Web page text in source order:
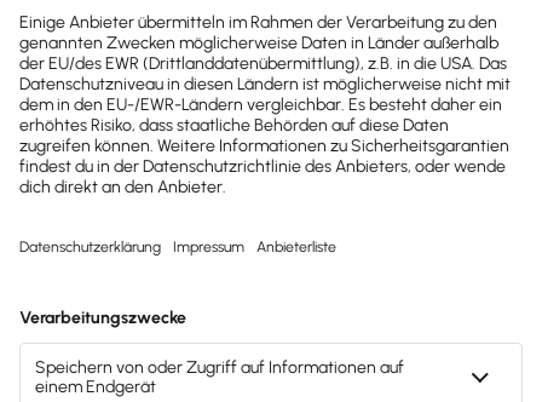
Wachstumschancengesetz sonst noch beinhaltet,
erfährst du in folgendem Artikel.
Buchhaltung & Finanzen